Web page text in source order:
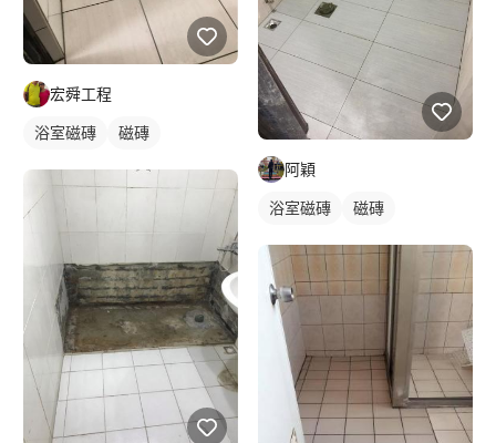
宏舜工程
浴室磁磚 磁磚
阿穎
浴室磁磚 磁磚